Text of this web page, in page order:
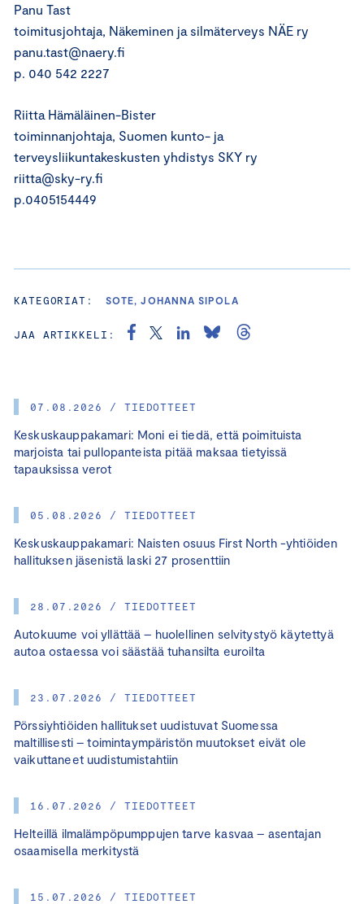
07.08.2026 / TIEDOTTEET
Keskuskauppakamari: Moni ei tiedä, että poimituista
marjoista tai pullopanteista pitää maksaa tietyissä
tapauksissa verot
05.08.2026 / TIEDOTTEET
Keskuskauppakamari: Naisten osuus First North -yhtiöiden
hallituksen jäsenistä laski 27 prosenttiin
28.07.2026 / TIEDOTTEET
Autokuume voi yllättää – huolellinen selvitystyö käytettyä
autoa ostaessa voi säästää tuhansilta euroilta
23.07.2026 / TIEDOTTEET
Pörssiyhtiöiden hallitukset uudistuvat Suomessa
maltillisesti – toimintaympäristön muutokset eivät ole
vaikuttaneet uudistumistahtiin
16.07.2026 / TIEDOTTEET
Helteillä ilmalämpöpumppujen tarve kasvaa – asentajan
osaamisella merkitystä
15.07.2026 / TIEDOTTEET
Panu Tast
toimitusjohtaja, Näkeminen ja silmäterveys NÄE ry
panu.tast@naery.fi
p. 040 542 2227
Riitta Hämäläinen-Bister
toiminnanjohtaja, Suomen kunto- ja
terveysliikuntakeskusten yhdistys SKY ry
riitta@sky-ry.fi
p.0405154449
KATEGORIAT: SOTE, JOHANNA SIPOLA
JAA ARTIKKELI: